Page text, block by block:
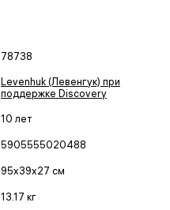
78738
Levenhuk (Левенгук) при
поддержке Discovery
10 лет
5905555020488
95x39x27 см
13.17 кг